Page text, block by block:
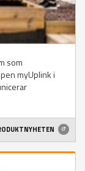
som
myUplink i